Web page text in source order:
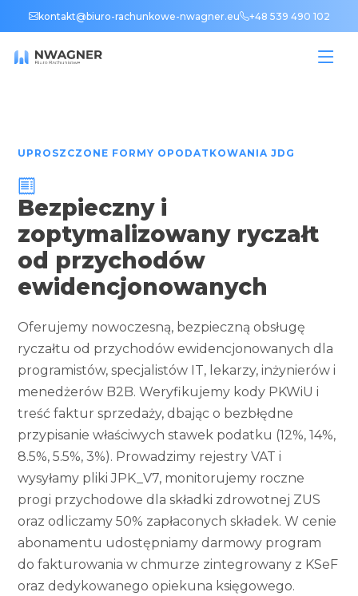
kontakt@biuro-rachunkowe-nwagner.eu +48 539 490 102
UPROSZCZONE FORMY OPODATKOWANIA JDG
Bezpieczny i
zoptymalizowany ryczałt
od przychodów
ewidencjonowanych
Oferujemy nowoczesną, bezpieczną obsługę
ryczałtu od przychodów ewidencjonowanych dla
programistów, specjalistów IT, lekarzy, inżynierów i
menedżerów B2B. Weryfikujemy kody PKWiU i
treść faktur sprzedaży, dbając o bezbłędne
przypisanie właściwych stawek podatku (12%, 14%,
8.5%, 5.5%, 3%). Prowadzimy rejestry VAT i
wysyłamy pliki JPK_V7, monitorujemy roczne
progi przychodowe dla składki zdrowotnej ZUS
oraz odliczamy 50% zapłaconych składek. W cenie
abonamentu udostępniamy darmowy program
do fakturowania w chmurze zintegrowany z KSeF
oraz dedykowanego opiekuna księgowego.